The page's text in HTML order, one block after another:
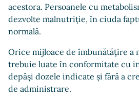
acestora. Persoanele cu
dezvolte malnutriție, în ciuda
normală.
Orice mijloace de îmbunătățire a
trebuie luate în conformitate cu
depăși dozele indicate și fără a
de administrare.